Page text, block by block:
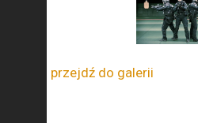
przejdź do galerii